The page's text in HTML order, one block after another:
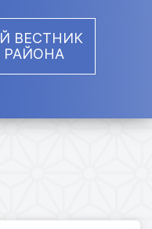
ВЕСТНИК
РАЙОНА